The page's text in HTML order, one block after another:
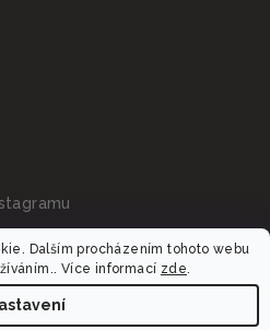
Dalším procházením tohoto webu
Více informací zde.